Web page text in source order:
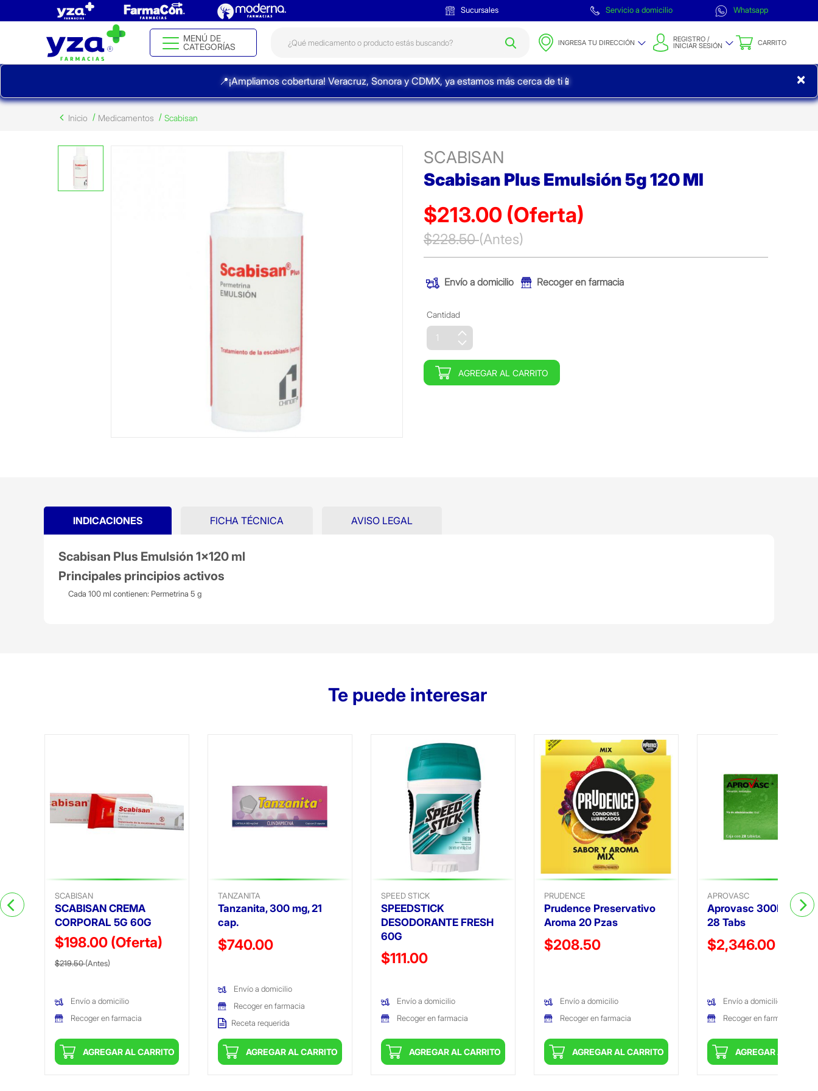
Sucursales Servicio a domicilio Whatsapp
MENÚ DE
CATEGORÍAS
INGRESA TU DIRECCIÓN REGISTRO /
INICIAR SESIÓN CARRITO
📍¡Ampliamos cobertura! Veracruz, Sonora y CDMX, ya estamos más cerca de ti📱 ×
Inicio Medicamentos Scabisan
SCABISAN
Scabisan Plus Emulsión 5g 120 Ml
$213.00 (Oferta)
Precio reducido de
$228.50(Antes)
Envío a domicilio Recoger en farmacia
Cantidad
AGREGAR AL CARRITO
INDICACIONES
Scabisan Plus Emulsión 1x120 ml
Principales principios activos
Cada 100 ml contienen: Permetrina 5 g
FICHA TÉCNICA AVISO LEGAL
Te puede interesar
SCABISAN
SCABISAN CREMA
CORPORAL 5G 60G
$198.00 (Oferta)
Precio reducido de
$219.50(Antes)
Envío a domicilio
Recoger en farmacia
AGREGAR AL CARRITO
TANZANITA
Tanzanita, 300 mg, 21
cap.
Precio reducido de
$740.00
Envío a domicilio
Recoger en farmacia
Receta requerida
AGREGAR AL CARRITO
SPEED STICK
SPEEDSTICK
DESODORANTE FRESH
60G
Precio reducido de
$111.00
Envío a domicilio
Recoger en farmacia
AGREGAR AL CARRITO
PRUDENCE
Prudence Preservativo
Aroma 20 Pzas
Precio reducido de
$208.50
Envío a domicilio
Recoger en farmacia
AGREGAR AL CARRITO
APROVASC
Aprovasc 300Mg/5Mg
28 Tabs
Precio reducido de
$2,346.00
Envío a domicilio
Recoger en farmacia
AGREGAR AL